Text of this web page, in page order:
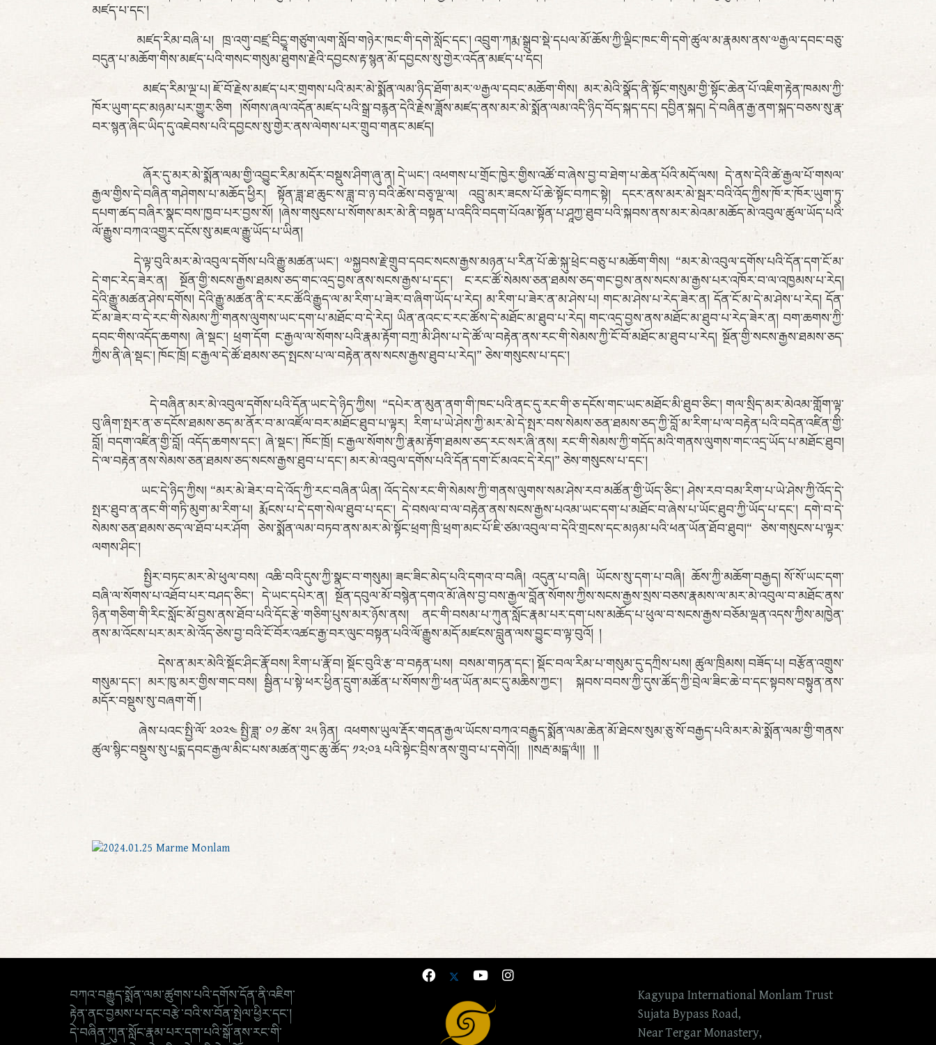
མཛད་པ་དང་།
མཛད་རིམ་བཞི་པ། ཁྲ་འགུ་བཛྲ་བིདྱཱ་གཙུག་ལག་སློབ་གཉེར་ཁང་གི་དགེ་སློང་དང་། འབྲུག་ཀརྨ་སྒྲུབ་སྡེ་དཔལ་མོ་ཆོས་ཀྱི་ལྡིང་ཁང་གི་དགེ་ཚུལ་མ་རྣམས་ནས་༧རྒྱལ་དབང་བཅུ་
བདུན་པ་མཆོག་གིས་མཛད་པའི་གསང་གསུམ་ཐུགས་རྗེའི་དབྱངས་རྟ་སྙན་མོ་དབྱངས་སུ་གྱེར་འདོན་མཛད་པ་དང།
མཛད་རིམ་ལྔ་པ། ཇོ་བོ་རྗེས་མཛད་པར་གྲགས་པའི་མར་མེ་སྨོན་ལམ་ཉིད་ཐོག་མར་༧རྒྱལ་དབང་མཆོག་གིས། མར་མེའི་སྣོད་ནི་སྟོང་གསུམ་གྱི་སྟོང་ཆེན་པོ་འཇིག་རྟེན་ཁམས་ཀྱི་
ཁོར་ཡུག་དང་མཉམ་པར་གྱུར་ཅིག །སོགས་ཞལ་འདོན་མཛད་པའི་སྒྲ་བརྙན་དེའི་རྗེས་ཟློས་མཛད་ནས་མར་མེ་སྨོན་ལམ་འདི་ཉིད་བོད་སྐད་དང། དབྱིན་སྐད། དེ་བཞིན་རྒྱ་ནག་སྐད་བཅས་སུ་རྣ་
བར་སྙན་ཞིང་ཡིད་དུ་འཇེབས་པའི་དབྱངས་སུ་གྱེར་ནས་ལེགས་པར་གྲུབ་གནང་མཛད།
ཞོར་དུ་མར་མེ་སྨོན་ལམ་གྱི་འབྱུང་རིམ་མདོར་བསྡུས་ཤིག་ཞུ་ན། དེ་ཡང་། འཕགས་པ་གྲོང་ཁྱེར་གྱིས་འཚོ་བ་ཞེས་བྱ་བ་ཐེག་པ་ཆེན་པོའི་མདོ་ལས། དེ་ནས་དེའི་ཚེ་རྒྱལ་པོ་གསལ་
རྒྱལ་གྱིས་དེ་བཞིན་གཤེགས་པ་མཆོད་ཕྱིར། སྟོན་ཟླ་ཐ་ཆུང་ས་ཟླ་བ་ཉ་བའི་ཚེས་བཅྭ་ལྔ་ལ། འབྲུ་མར་ཟངས་པོ་ཆེ་སྟོང་བཀང་སྟེ། དངར་ནས་མར་མེ་སྦར་བའི་འོད་ཀྱིས་ཁོ་ར་ཁོར་ཡུག་ཏུ་
དཔག་ཚད་བཞིར་སྣང་བས་ཁྱབ་པར་བྱས་སོ། །ཞེས་གསུངས་པ་སོགས་མར་མེ་ནི་བསྟན་པ་འདིའི་བདག་པོའམ་སྟོན་པ་ཤཱཀྱ་ཐུབ་པའི་སྐབས་ནས་མར་མེའམ་མཆོད་མེ་འབུལ་ཚུལ་ཡོད་པའི་
ལོ་རྒྱུས་བཀའ་འགྱུར་དངོས་སུ་མཇལ་རྒྱུ་ཡོད་པ་ཡིན།
དེ་ལྟ་བུའི་མར་མེ་འབུལ་དགོས་པའི་རྒྱུ་མཚན་ཡང་། ༧སྐྱབས་རྗེ་གྲུབ་དབང་སངས་རྒྱས་མཉན་པ་རིན་པོ་ཆེ་སྐུ་ཕྲེང་བཅུ་པ་མཆོག་གིས། “མར་མེ་འབུལ་དགོས་པའི་དོན་དག་ངོ་མ་
དེ་གང་རེད་ཟེར་ན། སྔོན་གྱི་སངས་རྒྱས་ཐམས་ཅད་གང་འདྲ་བྱས་ནས་སངས་རྒྱས་པ་དང་། ང་རང་ཚོ་སེམས་ཅན་ཐམས་ཅད་གང་བྱས་ནས་སངས་མ་རྒྱས་པར་འཁོར་བ་ལ་འཁྱམས་པ་རེད།
དེའི་རྒྱུ་མཚན་ཤེས་དགོས། དེའི་རྒྱུ་མཚན་ནི་ང་རང་ཚོའི་རྒྱུད་ལ་མ་རིག་པ་ཟེར་བ་ཞིག་ཡོད་པ་རེད། མ་རིག་པ་ཟེར་ན་མ་ཤེས་པ། གང་མ་ཤེས་པ་རེད་ཟེར་ན། དོན་ངོ་མ་དེ་མ་ཤེས་པ་རེད། དོན་
ངོ་མ་ཟེར་བ་དེ་རང་གི་སེམས་ཀྱི་གནས་ལུགས་ཡང་དག་པ་མཐོང་བ་དེ་རེད། ཡིན་ནའང་ང་རང་ཚོས་དེ་མཐོང་མ་ཐུབ་པ་རེད། གང་འདྲ་བྱས་ནས་མཐོང་མ་ཐུབ་པ་རེད་ཟེར་ན། བག་ཆགས་ཀྱི་
དབང་གིས་འདོད་ཆགས། ཞེ་སྡང་། ཕྲག་དོག ང་རྒྱལ་ལ་སོགས་པའི་རྣམ་རྟོག་བཀྲ་མི་ཤིས་པ་དེ་ཚོ་ལ་བརྟེན་ནས་རང་གི་སེམས་ཀྱི་ངོ་བོ་མཐོང་མ་ཐུབ་པ་རེད། སྔོན་གྱི་སངས་རྒྱས་ཐམས་ཅད་
ཀྱིས་ནི་ཞེ་སྡང་། ཁོང་ཁྲོ། ང་རྒྱལ་དེ་ཚོ་ཐམས་ཅད་སྤངས་པ་ལ་བརྟེན་ནས་སངས་རྒྱས་ཐུབ་པ་རེད།” ཅེས་གསུངས་པ་དང་།
དེ་བཞིན་མར་མེ་འབུལ་དགོས་པའི་དོན་ཡང་དེ་ཉིད་ཀྱིས། “དཔེར་ན་མུན་ནག་གི་ཁང་པའི་ནང་དུ་རང་གི་ཅ་དངོས་གང་ཡང་མཐོང་མི་ཐུབ་ཅིང་། གལ་སྲིད་མར་མེའམ་གློག་ལྟ་
བུ་ཞིག་སྤར་ན་ཅ་དངོས་ཐམས་ཅད་མ་ནོར་བ་མ་འཛོལ་བར་མཐོང་ཐུབ་པ་ལྟར། རིག་པ་ཡེ་ཤེས་ཀྱི་མར་མེ་དེ་སྤར་བས་སེམས་ཅན་ཐམས་ཅད་ཀྱི་བློ་མ་རིག་པ་ལ་བརྟེན་པའི་བདེན་འཛིན་གྱི་
བློ། བདག་འཛིན་གྱི་བློ། འདོད་ཆགས་དང་། ཞེ་སྡང་། ཁོང་ཁྲོ། ང་རྒྱལ་སོགས་ཀྱི་རྣམ་རྟོག་ཐམས་ཅད་རང་སར་ཞི་ནས། རང་གི་སེམས་ཀྱི་གདོད་མའི་གནས་ལུགས་གང་འདྲ་ཡོད་པ་མཐོང་ཐུབ།
དེ་ལ་བརྟེན་ནས་སེམས་ཅན་ཐམས་ཅད་སངས་རྒྱས་ཐུབ་པ་དང་། མར་མེ་འབུལ་དགོས་པའི་དོན་དག་ངོ་མའང་དེ་རེད།” ཅེས་གསུངས་པ་དང་།
ཡང་དེ་ཉིད་ཀྱིས། “མར་མེ་ཟེར་བ་དེ་འོད་ཀྱི་རང་བཞིན་ཡིན། འོད་དེས་རང་གི་སེམས་ཀྱི་གནས་ལུགས་སམ་ཤེས་རབ་མཚོན་གྱི་ཡོད་ཅིང་། ཤེས་རབ་བམ་རིག་པ་ཡེ་ཤེས་ཀྱི་འོད་དེ་
སྤར་ཐུབ་ན་ནང་གི་གཏི་མུག་མ་རིག་པ། རྨོངས་པ་དེ་དག་སེལ་ཐུབ་པ་དང་། དེ་བསལ་བ་ལ་བརྟེན་ནས་སངས་རྒྱས་པའམ་ཡང་དག་པ་མཐོང་བ་ཞེས་པ་ཡོང་ཐུབ་ཀྱི་ཡོད་པ་དང་། དགེ་བ་དེ་
སེམས་ཅན་ཐམས་ཅད་ལ་ཐོབ་པར་ཤོག ཅེས་སྨོན་ལམ་བཏབ་ནས་མར་མེ་སྟོང་ཕྲག་ཁྲི་ཕྲག་མང་པོ་ཇི་ཙམ་འབུལ་བ་དེའི་གྲངས་དང་མཉམ་པའི་ཕན་ཡོན་ཐོབ་ཐུབ།“ ཅེས་གསུངས་པ་ལྟར་
ལགས་ཤིང་།
སྤྱིར་བཏང་མར་མེ་ཕུལ་བས། འཆི་བའི་དུས་ཀྱི་སྣང་བ་གསུམ། ཟང་ཟིང་མེད་པའི་དགའ་བ་བཞི། འདུན་པ་བཞི། ཡོངས་སུ་དག་པ་བཞི། ཆོས་ཀྱི་མཆོག་བརྒྱད། སོ་སོ་ཡང་དག་
བཞི་ལ་སོགས་པ་འཐོབ་པར་བཤད་ཅིང་། དེ་ཡང་དཔེར་ན། སྔོན་དབུལ་མོ་བསྙེན་དགའ་མོ་ཞེས་བྱ་བས་རྒྱལ་བློན་སོགས་ཀྱིས་སངས་རྒྱས་སྲས་བཅས་རྣམས་ལ་མར་མེ་འབུལ་བ་མཐོང་ནས་
ཉིན་གཅིག་གི་རིང་སློང་མོ་བྱས་ནས་ཐོབ་པའི་དོང་རྩེ་གཅིག་པུས་མར་ཉོས་ནས། ནང་གི་བསམ་པ་ཀུན་སློང་རྣམ་པར་དག་པས་མཆོད་པ་ཕུལ་བ་སངས་རྒྱས་བཅོམ་ལྡན་འདས་ཀྱིས་མཁྱེན་
ནས་མ་འོངས་པར་མར་མེ་འོད་ཅེས་བྱ་བའི་ངོ་བོར་འཚང་རྒྱ་བར་ལུང་བསྟན་པའི་ལོ་རྒྱུས་མདོ་མཛངས་བླུན་ལས་བྱུང་བ་ལྟ་བུའོ། །
དེས་ན་མར་མེའི་སྡོང་ཤིང་རྣོ་བས། རིག་པ་རྣོ་བ། སྡོང་བུའི་རྩ་བ་བརྟན་པས། བསམ་གཏན་དང་། སྡོང་བལ་རིམ་པ་གསུམ་དུ་དཀྲིས་པས། ཚུལ་ཁྲིམས། བཟོད་པ། བརྩོན་འགྲུས་
གསུམ་དང་། མར་ཁུ་མར་གྱིས་གང་བས། སྦྱིན་པ་སྟེ་ཕར་ཕྱིན་དྲུག་མཚོན་པ་སོགས་ཀྱི་ཕན་ཡོན་མང་དུ་མཆིས་ཀྱང་། སྐབས་བབས་ཀྱི་དུས་ཚོད་ཀྱི་བྲེལ་ཟིང་ཆེ་བ་དང་སྟབས་བསྟུན་ནས་
མདོར་བསྡུས་སུ་བཞག་གོ །
ཞེས་པའང་སྤྱི་ལོ་ ༢༠༢༤ སྤྱི་ཟླ་ ༠༡ ཚེས་ ༢༥ ཉིན། འཕགས་ཡུལ་རྡོར་གདན་རྒྱལ་ཡོངས་བཀའ་བརྒྱུད་སྨོན་ལམ་ཆེན་མོ་ཐེངས་སུམ་ཅུ་སོ་བརྒྱད་པའི་མར་མེ་སྨོན་ལམ་གྱི་གནས་
ཚུལ་སྙིང་བསྡུས་སུ་པདྨ་དབང་རྒྱལ་མིང་པས་མཚན་གུང་ཆུ་ཚོད་ ༡༢:༠༣ པའི་སྟེང་བྲིས་ནས་གྲུབ་པ་དགེའོ།། །།སརྦ་མངྒ་ལཾ།། །།
བཀའ་བརྒྱུད་སྨོན་ལམ་ཚུགས་པའི་དགོས་དོན་ནི་འཇིག་
རྟེན་ནང་བྱམས་པ་དང་བརྩེ་བའི་ས་བོན་སྤེལ་ཕྱིར་དང་།
དེ་བཞིན་ཀུན་སློང་རྣམ་པར་དག་པའི་སྒོ་ནས་རང་གི་
Kagyupa International Monlam Trust
Sujata Bypass Road,
Near Tergar Monastery,